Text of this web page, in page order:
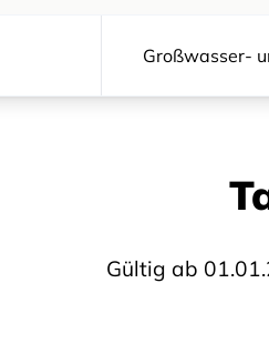
Großwasser-
Gültig ab